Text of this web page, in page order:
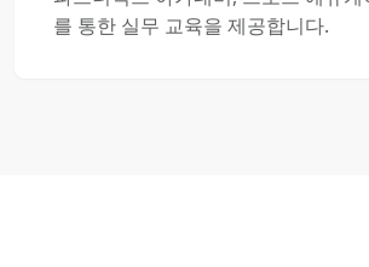
를 통한 실무 교육을 제공합니다.